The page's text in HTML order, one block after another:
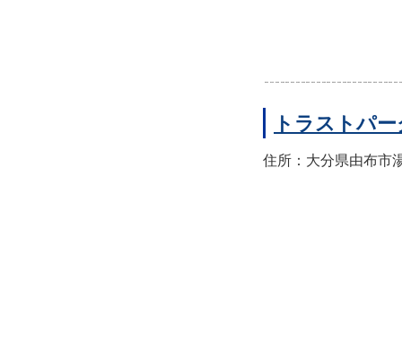
トラストパ
住所：大分県由布市